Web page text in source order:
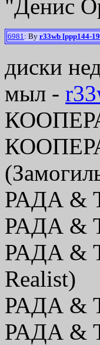
"Денис
6981: By r33wb [ppp144-
диски
мыл -
РАДА &
РАДА &
РАДА &
Realist)
РАДА &
РАДА &